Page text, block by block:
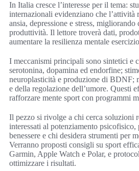
In Italia cresce l’interesse per il tema:
internazionali evidenziano che l’attività
ansia, depressione e stress,
produttività. Il lettore troverà dati,
aumentare la resilienza mentale
I meccanismi principali sono sintetici e
serotonina, dopamina ed endorfine;
neuroplasticità e produzione di BDNF;
e della regolazione dell’umore. Questi
rafforzare mente sport con programmi
Il pezzo si rivolge a chi cerca soluzioni
interessati al potenziamento psicofisico,
benessere e chi desidera strumenti per
Verranno proposti consigli su sport
Garmin, Apple Watch e Polar, e
ottimizzare i risultati.